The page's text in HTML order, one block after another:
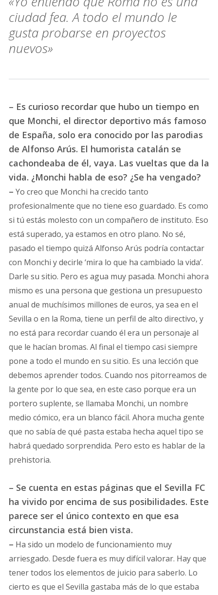
ciudad fea. A todo el mundo le
gusta probarse en proyectos
nuevos»
– Es curioso recordar que hubo un tiempo en
que Monchi, el director deportivo más famoso
de España, solo era conocido por las parodias
de Alfonso Arús. El humorista catalán se
cachondeaba de él, vaya. Las vueltas que da la
vida. ¿Monchi habla de eso? ¿Se ha vengado?
– Yo creo que Monchi ha crecido tanto
profesionalmente que no tiene eso guardado. Es como
si tú estás molesto con un compañero de instituto. Eso
está superado, ya estamos en otro plano. No sé,
pasado el tiempo quizá Alfonso Arús podría contactar
con Monchi y decirle ‘mira lo que ha cambiado la vida’.
Darle su sitio. Pero es agua muy pasada. Monchi ahora
mismo es una persona que gestiona un presupuesto
anual de muchísimos millones de euros, ya sea en el
Sevilla o en la Roma, tiene un perfil de alto directivo, y
no está para recordar cuando él era un personaje al
que le hacían bromas. Al final el tiempo casi siempre
pone a todo el mundo en su sitio. Es una lección que
debemos aprender todos. Cuando nos pitorreamos de
la gente por lo que sea, en este caso porque era un
portero suplente, se llamaba Monchi, un nombre
medio cómico, era un blanco fácil. Ahora mucha gente
que no sabía de qué pasta estaba hecha aquel tipo se
habrá quedado sorprendida. Pero esto es hablar de la
prehistoria.
– Se cuenta en estas páginas que el Sevilla FC
ha vivido por encima de sus posibilidades. Este
parece ser el único contexto en que esa
circunstancia está bien vista.
– Ha sido un modelo de funcionamiento muy
arriesgado. Desde fuera es muy difícil valorar. Hay que
tener todos los elementos de juicio para saberlo. Lo
cierto es que el Sevilla gastaba más de lo que estaba